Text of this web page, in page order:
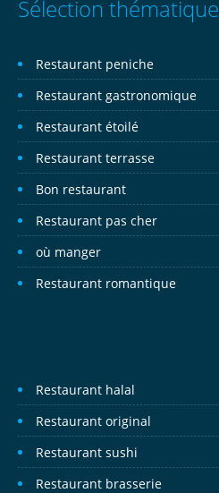
Sélection thématique
Restaurant peniche
Restaurant gastronomique
Restaurant étoilé
Restaurant terrasse
Bon restaurant
Restaurant pas cher
où manger
Restaurant romantique
Restaurant halal
Restaurant original
Restaurant sushi
Restaurant brasserie